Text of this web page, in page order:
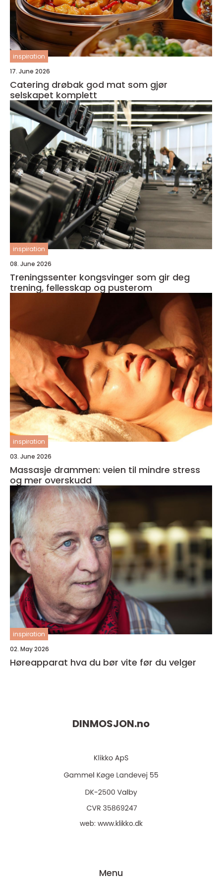
inspiration
17. June 2026
Catering drøbak god mat som gjør
selskapet komplett
inspiration
08. June 2026
Treningssenter kongsvinger som gir deg
trening, fellesskap og pusterom
inspiration
03. June 2026
Massasje drammen: veien til mindre stress
og mer overskudd
inspiration
02. May 2026
Høreapparat hva du bør vite før du velger
DINMOSJON.no
web: www.klikko.dk
Menu